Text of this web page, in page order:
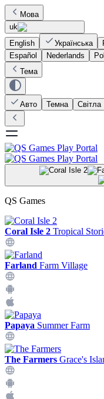
Мова
uk
English
Українська
Español
Nederlands
Тема
Авто Темна Світла
QS Games
Coral Isle 2 Tropical
Farland Farm Village
Papaya Summer Farm
The Farmers Grace's